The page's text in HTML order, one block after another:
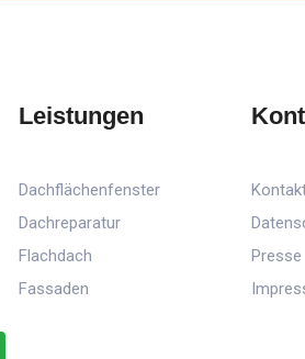
Leistungen
Dachflächenfenster
Dachreparatur
Flachdach
Fassaden
Presse